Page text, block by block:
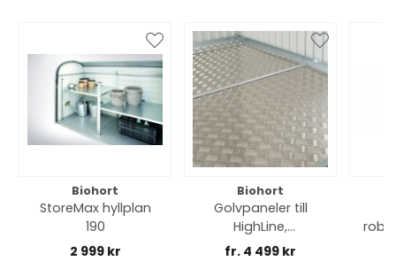
Biohort
StoreMax hyllplan
190
2 999 kr
Biohort
Golvpaneler till
HighLine,
AvantGarde &
fr. 4 499 kr